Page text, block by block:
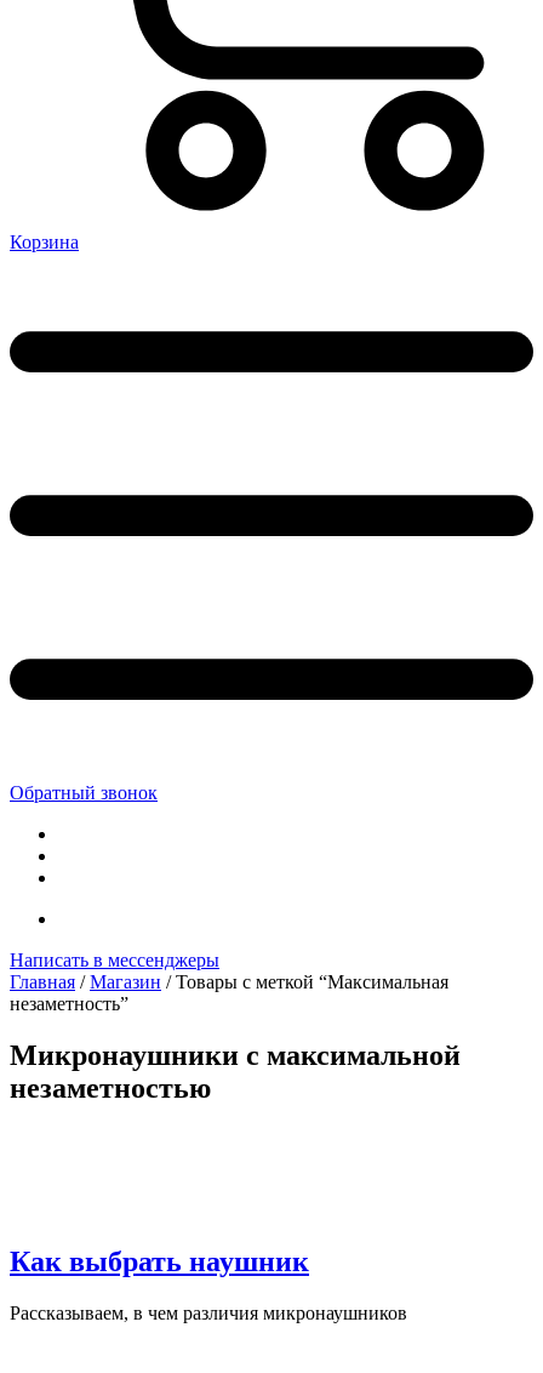
Корзина
Обратный звонок
Написать в мессенджеры
Главная /Магазин / Товары с меткой “Максимальная
незаметность”
Микронаушники с максимальной
незаметностью
Как выбрать наушник
Рассказываем, в чем различия микронаушников